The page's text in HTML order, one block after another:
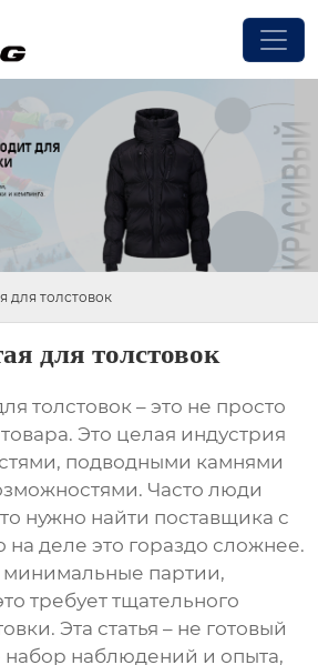
для толстовок
для толстовок
толстовок – это не просто
Это целая индустрия
подводными камнями
Часто люди
нужно найти поставщика с
на деле это гораздо сложнее.
минимальные партии,
требует тщательного
Эта статья – не готовый
набор наблюдений и опыта,